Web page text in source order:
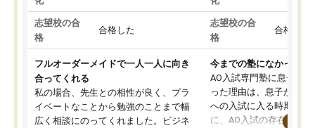
志望校の合
格
合格した
フルオーダーメイドで一人一人に向き
合ってくれる
私の場合、先生との相性が良く、プラ
イベートなことから勉強のことまで幅
広く相談にのってくれました。ビジネ
志望校の合
格
合格した
今までの塾になかった
AO入試専門塾に息子を
った理由は、息子が高校
への入試に入る時期に差
に、AO入試の存在を息